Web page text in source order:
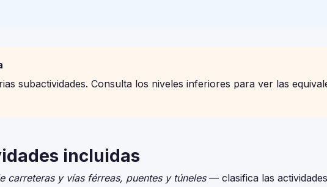
subactividades. Consulta los niveles inferiores para ver las
incluidas
carreteras y vías férreas, puentes y túneles— clasifica las actividades